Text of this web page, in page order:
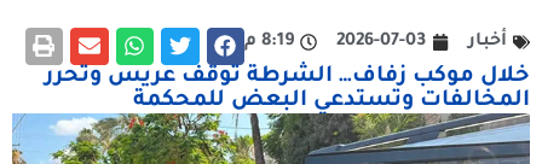
أخبار 2026-07-03 8:19 م
خلال موكب زفاف… الشرطة توقف عريس وتحرر
المخالفات وتستدعي البعض للمحكمة